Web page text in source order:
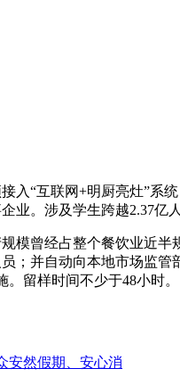
互联网+明厨亮灶”系
。涉及学生跨越2.37亿
曾经占整个餐饮业近半
；并自动向本地市场监
留样时间不少于48小
安然假期、安心消